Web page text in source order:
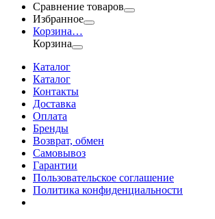
Сравнение товаров
Избранное
Корзина…
Корзина
Каталог
Каталог
Контакты
Доставка
Оплата
Бренды
Возврат, обмен
Самовывоз
Гарантии
Пользовательское соглашение
Политика конфиденциальности